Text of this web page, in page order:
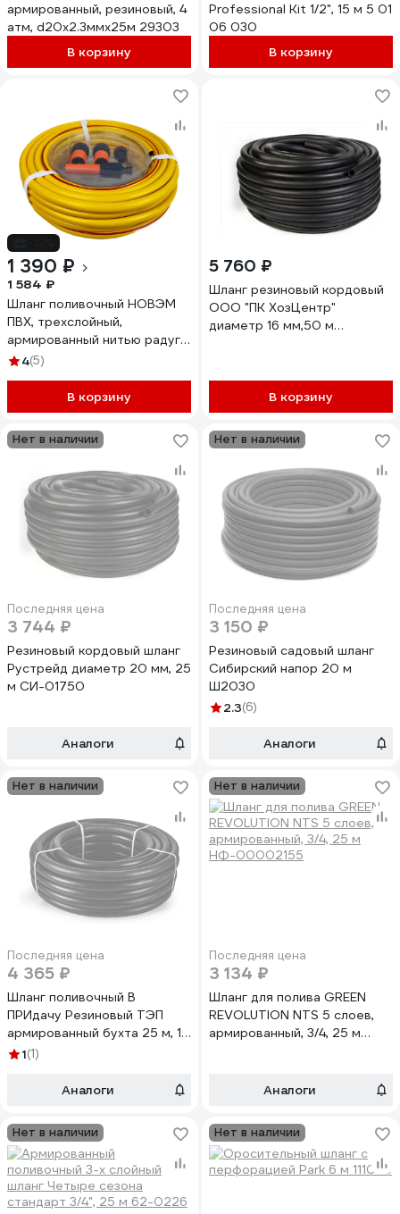
армированный, резиновый, 4
атм, d20x2.3ммх25м 29303
В корзину
Professional Kit 1/2", 15 м 5 01
06 030
В корзину
1 390 ₽
1 584 ₽
Шланг поливочный НОВЭМ
ПВХ, трехслойный,
армированный нитью радуга
1/2 (20м) с фитингами
4(5)
В корзину
5 760 ₽
Шланг резиновый кордовый
ООО "ПК ХозЦентр"
диаметр 16 мм,50 м
В корзину
Нет в наличии
Последняя цена
3 744 ₽
Резиновый кордовый шланг
Рустрейд диаметр 20 мм, 25
м СИ-01750
Аналоги
Нет в наличии
Последняя цена
3 150 ₽
Резиновый садовый шланг
Сибирский напор 20 м
Ш2030
2.3(6)
Аналоги
Нет в наличии
Последняя цена
4 365 ₽
Шланг поливочный В
ПРИдачу Резиновый ТЭП
армированный бухта 25 м, 1
1201372
1(1)
Аналоги
Нет в наличии
Последняя цена
3 134 ₽
Шланг для полива GREEN
REVOLUTION NTS 5 слоев,
армированный, 3/4, 25 м
Аналоги
Нет в наличии Нет в наличии